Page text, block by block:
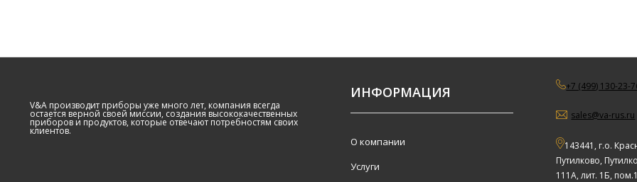
V&A производит приборы уже много лет, компания всегда
остается верной своей миссии, создания высококачественных
приборов и продуктов, которые отвечают потребностям своих
клиентов.
ИНФОРМАЦИЯ
О компании
Услуги
+7 (499) 130-23-
sales@va-rus.ru
143441, г.о.
Путилково,
111А, лит. 1Б, пом.1